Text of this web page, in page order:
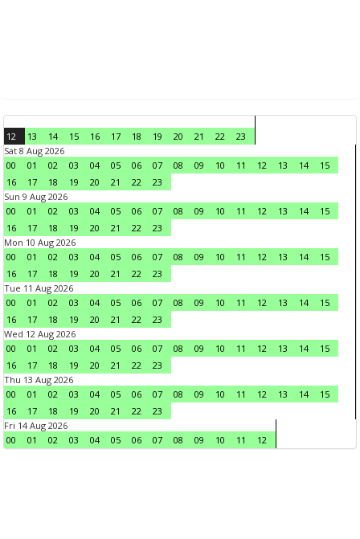
12 13 14 15 16 17 18 19 20 21 22
23
Sat 8 Aug 2026
00
01 02 03 04 05 06 07 08 09 10 11 12 13 14
15
16
17 18 19 20 21 22
23
Sun 9 Aug 2026
00
01 02 03 04 05 06 07 08 09 10 11 12 13 14
15
16
17 18 19 20 21 22
23
Mon 10 Aug 2026
00
01 02 03 04 05 06 07 08 09 10 11 12 13 14
15
16
17 18 19 20 21 22
23
Tue 11 Aug 2026
00
01 02 03 04 05 06 07 08 09 10 11 12 13 14
15
16
17 18 19 20 21 22
23
Wed 12 Aug 2026
00
01 02 03 04 05 06 07 08 09 10 11 12 13 14
15
16
17 18 19 20 21 22
23
Thu 13 Aug 2026
00
01 02 03 04 05 06 07 08 09 10 11 12 13 14
15
16
17 18 19 20 21 22
23
Fri 14 Aug 2026
00
01 02 03 04 05 06 07 08 09 10 11 12